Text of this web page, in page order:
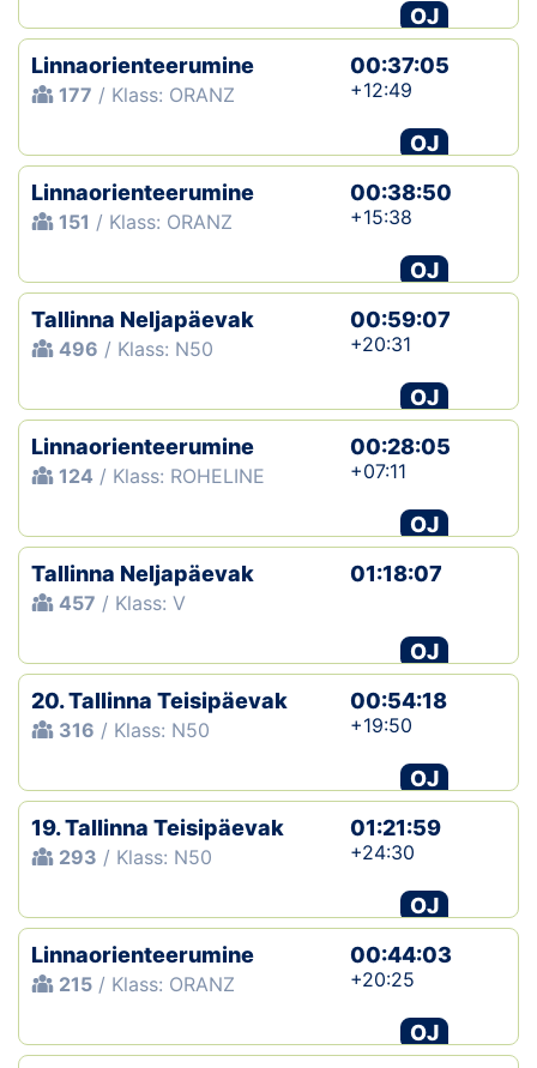
OJ
Linnaorienteerumine
177 / Klass: ORANZ
00:37:05
+12:49
OJ
Linnaorienteerumine
151 / Klass: ORANZ
00:38:50
+15:38
OJ
Tallinna Neljapäevak
496 / Klass: N50
00:59:07
+20:31
OJ
Linnaorienteerumine
124 / Klass: ROHELINE
00:28:05
+07:11
OJ
Tallinna Neljapäevak
457 / Klass: V
01:18:07
OJ
20. Tallinna Teisipäevak
316 / Klass: N50
00:54:18
+19:50
OJ
19. Tallinna Teisipäevak
293 / Klass: N50
01:21:59
+24:30
OJ
Linnaorienteerumine
215 / Klass: ORANZ
00:44:03
+20:25
OJ